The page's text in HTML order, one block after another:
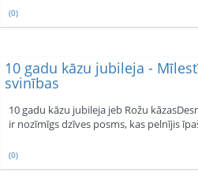
(0)
10 gadu kāzu jubileja -
svinības
10 gadu kāzu jubileja jeb Rožu
ir nozīmīgs dzīves posms, kas pelnījis
(0)